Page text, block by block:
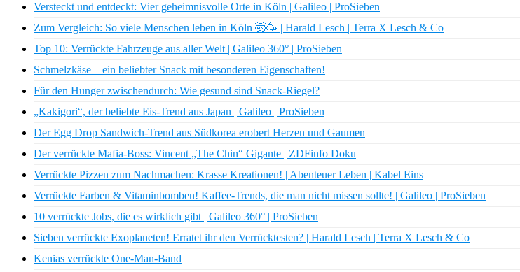
Versteckt und entdeckt: Vier geheimnisvolle Orte in Köln | Galileo | ProSieben
Zum Vergleich: So viele Menschen leben in Köln 🤯🥳 | Harald Lesch | Terra X Lesch & Co
Top 10: Verrückte Fahrzeuge aus aller Welt | Galileo 360° | ProSieben
Schmelzkäse – ein beliebter Snack mit besonderen Eigenschaften!
Für den Hunger zwischendurch: Wie gesund sind Snack-Riegel?
„Kakigori“, der beliebte Eis-Trend aus Japan | Galileo | ProSieben
Der Egg Drop Sandwich-Trend aus Südkorea erobert Herzen und Gaumen
Der verrückte Mafia-Boss: Vincent „The Chin“ Gigante | ZDFinfo Doku
Verrückte Pizzen zum Nachmachen: Krasse Kreationen! | Abenteuer Leben | Kabel Eins
Verrückte Farben & Vitaminbomben! Kaffee-Trends, die man nicht missen sollte! | Galileo | ProSieben
10 verrückte Jobs, die es wirklich gibt | Galileo 360° | ProSieben
Sieben verrückte Exoplaneten! Erratet ihr den Verrücktesten? | Harald Lesch | Terra X Lesch & Co
Kenias verrückte One-Man-Band